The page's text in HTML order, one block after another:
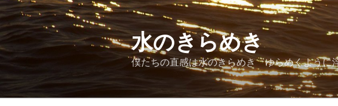
コ
ン
テ
ン
へ
水のきらめき
僕たちの直感は水のきらめき ゆらめくように